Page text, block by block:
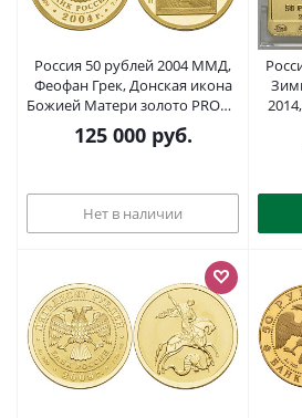
Россия 50 рублей 2004 ММД,
Феофан Грек, Донская икона
Божией Матери золото PROOF
00-000-00
125 000руб.
Нет в наличии